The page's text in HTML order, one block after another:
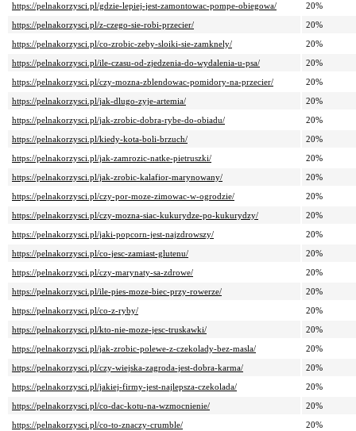
https://pelnakorzysci.pl/gdzie-lepiej-jest-zamontowac-pompe-obiegowa/
20%
https://pelnakorzysci.pl/z-czego-sie-robi-przecier/
20%
https://pelnakorzysci.pl/co-zrobic-zeby-sloiki-sie-zamknely/
20%
https://pelnakorzysci.pl/ile-czasu-od-zjedzenia-do-wydalenia-u-psa/
20%
https://pelnakorzysci.pl/czy-mozna-zblendowac-pomidory-na-przecier/
20%
https://pelnakorzysci.pl/jak-dlugo-zyje-artemia/
20%
https://pelnakorzysci.pl/jak-zrobic-dobra-rybe-do-obiadu/
20%
https://pelnakorzysci.pl/kiedy-kota-boli-brzuch/
20%
https://pelnakorzysci.pl/jak-zamrozic-natke-pietruszki/
20%
https://pelnakorzysci.pl/jak-zrobic-kalafior-marynowany/
20%
https://pelnakorzysci.pl/czy-por-moze-zimowac-w-ogrodzie/
20%
https://pelnakorzysci.pl/czy-mozna-siac-kukurydze-po-kukurydzy/
20%
https://pelnakorzysci.pl/jaki-popcorn-jest-najzdrowszy/
20%
https://pelnakorzysci.pl/co-jesc-zamiast-glutenu/
20%
https://pelnakorzysci.pl/czy-marynaty-sa-zdrowe/
20%
https://pelnakorzysci.pl/ile-pies-moze-biec-przy-rowerze/
20%
https://pelnakorzysci.pl/co-z-ryby/
20%
https://pelnakorzysci.pl/kto-nie-moze-jesc-truskawki/
20%
https://pelnakorzysci.pl/jak-zrobic-polewe-z-czekolady-bez-masla/
20%
https://pelnakorzysci.pl/czy-wiejska-zagroda-jest-dobra-karma/
20%
https://pelnakorzysci.pl/jakiej-firmy-jest-najlepsza-czekolada/
20%
https://pelnakorzysci.pl/co-dac-kotu-na-wzmocnienie/
20%
https://pelnakorzysci.pl/co-to-znaczy-crumble/
20%